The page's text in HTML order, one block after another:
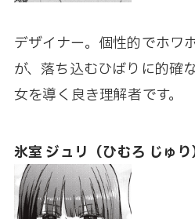
デザイナー。個性的でホワ
が、落ち込むひばりに的確
女を導く良き理解者です。
氷室 ジュリ（ひむろ じゅり